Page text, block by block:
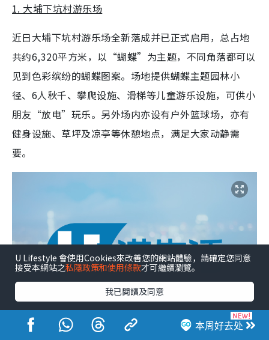
1. 大埔下坑村游乐场
近日大埔下坑村游乐场全新落成并已正式启用，总占地
共约6,320平方米，以“蝴蝶”为主题，不同角落都可以
见到色彩缤纷的蝴蝶图案。场地提供蝴蝶主题园林小
径、6人秋千、攀爬设施、滑梯等儿童游乐设施，可供小
朋友“放电”玩乐。另外场内亦设有户外篮球场，亦有
健身设施、草坪及凉亭等休憩地点，满足大家动静需
要。
本周好去处
U Lifestyle 會使用Cookies來改善您的網站體驗，請確定您同意
接受本網站之私隱政策和使用條款才可繼續瀏覽。
我已閱讀及同意